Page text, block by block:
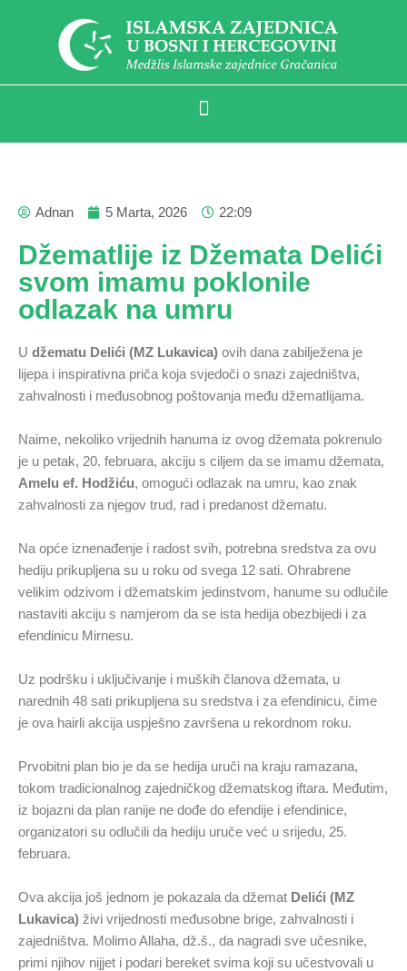
Adnan 5 Marta, 2026 22:09
Džematlije iz Džemata Delići
svom imamu poklonile
odlazak na umru
U džematu Delići (MZ Lukavica) ovih dana zabilježena je
lijepa i inspirativna priča koja svjedoči o snazi zajedništva,
zahvalnosti i međusobnog poštovanja među džematlijama.
Naime, nekoliko vrijednih hanuma iz ovog džemata pokrenulo
je u petak, 20. februara, akciju s ciljem da se imamu džemata,
Amelu ef. Hodžiću, omogući odlazak na umru, kao znak
zahvalnosti za njegov trud, rad i predanost džematu.
Na opće iznenađenje i radost svih, potrebna sredstva za ovu
hediju prikupljena su u roku od svega 12 sati. Ohrabrene
velikim odzivom i džematskim jedinstvom, hanume su odlučile
nastaviti akciju s namjerom da se ista hedija obezbijedi i za
efendinicu Mirnesu.
Uz podršku i uključivanje i muških članova džemata, u
narednih 48 sati prikupljena su sredstva i za efendinicu, čime
je ova hairli akcija uspješno završena u rekordnom roku.
Prvobitni plan bio je da se hedija uruči na kraju ramazana,
tokom tradicionalnog zajedničkog džematskog iftara. Međutim,
iz bojazni da plan ranije ne dođe do efendije i efendinice,
organizatori su odlučili da hediju uruče već u srijedu, 25.
februara.
Ova akcija još jednom je pokazala da džemat Delići (MZ
Lukavica) živi vrijednosti međusobne brige, zahvalnosti i
zajedništva. Molimo Allaha, dž.š., da nagradi sve učesnike,
primi njihov nijjet i podari bereket svima koji su učestvovali u